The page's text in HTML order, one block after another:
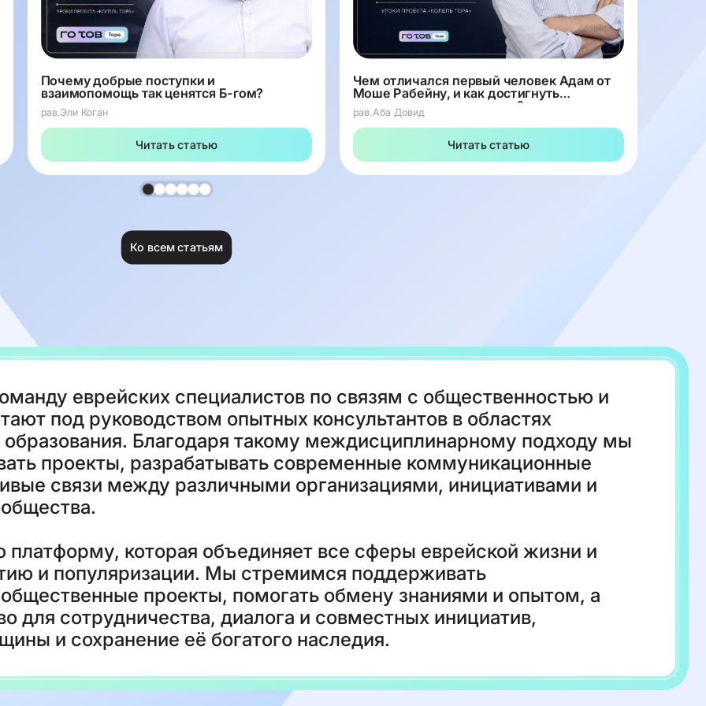
Почему добрые поступки и
взаимопомощь так ценятся Б-гом?
рав.Эли Коган
Читать статью
Чем отличался первый человек Адам от
Моше Рабейну, и как достигнуть
настоящих высот в жизни?
рав.Аба Довид
Читать статью
Ко всем статьям
еврейских специалистов по связям с общественностью и
под руководством опытных консультантов в областях
образования. Благодаря такому междисциплинарному подходу мы
проекты, разрабатывать современные коммуникационные
связи между различными организациями, инициативами и
платформу, которая объединяет все сферы еврейской жизни и
и популяризации. Мы стремимся поддерживать
проекты, помогать обмену знаниями и опытом, а
для сотрудничества, диалога и совместных инициатив,
и сохранение её богатого наследия.